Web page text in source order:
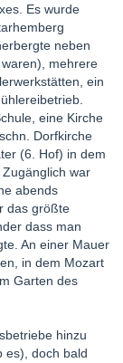
Es wurde
neben
mehrere
ein
eine Kirche
Dorfkirche
(6. Hof) in dem
war
abends
das größte
dass man
An einer Mauer
in dem Mozart
Garten des
hinzu
es), doch bald